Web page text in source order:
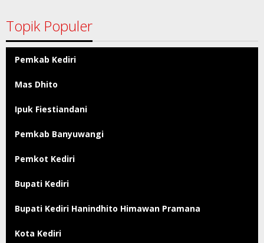
Topik Populer
Pemkab Kediri
Mas Dhito
Ipuk Fiestiandani
Pemkab Banyuwangi
Pemkot Kediri
Bupati Kediri
Bupati Kediri Hanindhito Himawan Pramana
Kota Kediri